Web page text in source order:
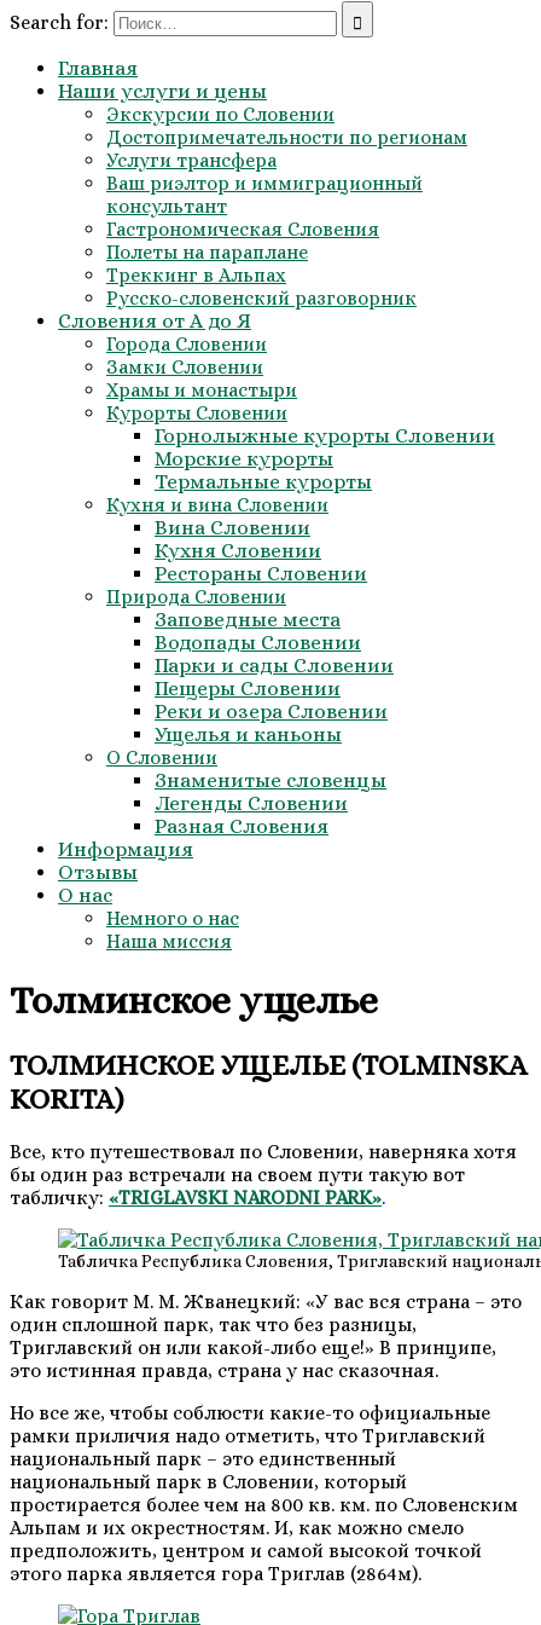
Search for:
Главная
Наши услуги и цены
Экскурсии по Словении
Достопримечательности по регионам
Услуги трансфера
Ваш риэлтор и иммиграционный
консультант
Гастрономическая Словения
Полеты на параплане
Треккинг в Альпах
Русско-словенский разговорник
Словения от А до Я
Города Словении
Замки Словении
Храмы и монастыри
Курорты Словении
Горнолыжные курорты Словении
Морские курорты
Термальные курорты
Кухня и вина Словении
Вина Словении
Кухня Словении
Рестораны Словении
Природа Словении
Заповедные места
Водопады Словении
Парки и сады Словении
Пещеры Словении
Реки и озера Словении
Ущелья и каньоны
О Словении
Знаменитые словенцы
Легенды Словении
Разная Словения
Информация
Отзывы
О нас
Немного о нас
Наша миссия
Толминское ущелье
ТОЛМИНСКОЕ УЩЕЛЬЕ (TOLMINSKA
KORITA)
Все, кто путешествовал по Словении, наверняка хотя
бы один раз встречали на своем пути такую вот
табличку: «TRIGLAVSKI NARODNI PARK».
Табличка Республика Словения, Триглавский
Как говорит М. М. Жванецкий: «У вас вся страна – это
один сплошной парк, так что без разницы,
Триглавский он или какой-либо еще!» В принципе,
это истинная правда, страна у нас сказочная.
Но все же, чтобы соблюсти какие-то официальные
рамки приличия надо отметить, что Триглавский
национальный парк – это единственный
национальный парк в Словении, который
простирается более чем на 800 кв. км. по Словенским
Альпам и их окрестностям. И, как можно смело
предположить, центром и самой высокой точкой
этого парка является гора Триглав (2864м).